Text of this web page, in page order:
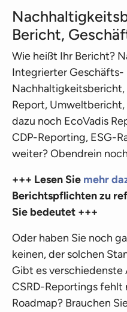
Bericht,
Wie heißt Ihr Bericht?
Integrierter Geschäfts-
Nachhaltigkeitsbericht,
Report,
dazu noch EcoVadis
CDP-Reporting, ESG-
weiter? Obendrein
+++ Lesen Sie mehr
Berichtspflichten zu
Sie bedeutet +++
Oder haben Sie noch
keinen, der solchen
Gibt es verschiedenste
CSRD-Reportings fehlt
Roadmap? Brauchen